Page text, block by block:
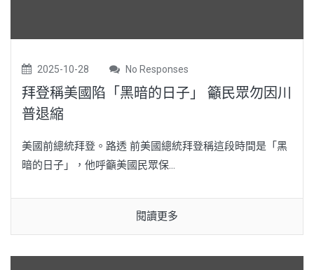
2025-10-28 No Responses
拜登稱美國陷「黑暗的日子」 籲民眾勿因川
普退縮
美國前總統拜登。路透 前美國總統拜登稱這段時間是「黑
暗的日子」，他呼籲美國民眾保...
閱讀更多